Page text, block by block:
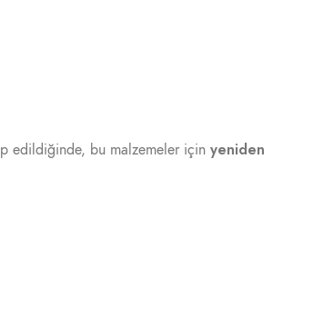
edildiğinde, bu malzemeler için yeniden